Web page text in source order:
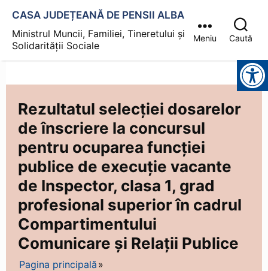
CASA JUDEȚEANĂ DE PENSII ALBA
Ministrul Muncii, Familiei, Tineretului și
Solidarității Sociale
Meniu Caută
Instrumente pentru accesibilitate
Rezultatul selecției dosarelor
de înscriere la concursul
pentru ocuparea funcției
publice de execuție vacante
de Inspector, clasa 1, grad
profesional superior în cadrul
Compartimentului
Comunicare și Relații Publice
Pagina principală